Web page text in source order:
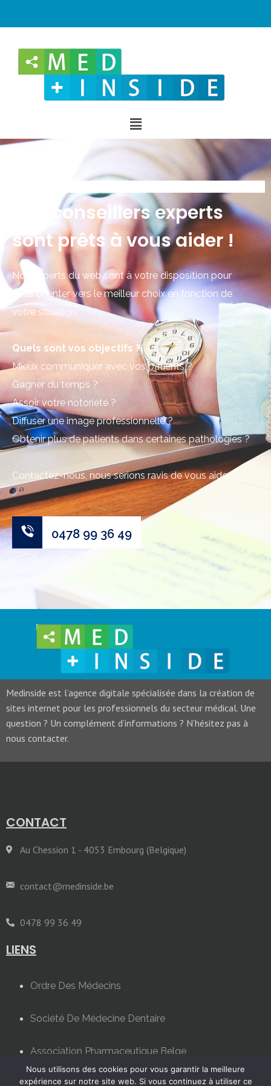
Nos conseillers experts
sont prêts à vous aider !
Nos experts du web sont à votre disposition pour
vous orienter vers le meilleur choix en fonction de
votre situation.
Quels sont vos objectifs ?
Mieux communiquer avec vos patients ?
Gagner du temps ?
Assoir votre notoriété ?
Diffuser une image professionnelle ?
Obtenir plus de patients dans certaines pathologies ?
Contactez-nous, nous serions ravis de vous aider !
0478 99 36 49
Medinside est l’agence digitale spécialisée dans la création de
sites internet pour les professionnels du secteur médical. Une
question ? Un complément d’informations ? N’hésitez pas à
nous contacter.
CONTACT
Au Chession 1 - 4053 Embourg (Belgique)
contact@medinside.be
0478 99 36 49
LIENS
Ordre Des Médecins
Société De Médecine Dentaire
Association Pharmaceutique Belge
Nous utilisons des cookies pour vous garantir la meilleure
expérience sur notre site web. Si vous continuez à utiliser ce